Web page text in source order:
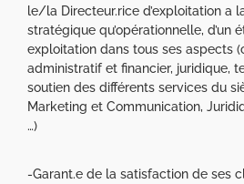
le/la Directeur.rice d’exploitation a
stratégique qu’opérationnelle, d’un
exploitation dans tous ses aspects
administratif et financier, juridique,
soutien des différents services du
Marketing et Communication,
…)
-Garant.e de la satisfaction de ses